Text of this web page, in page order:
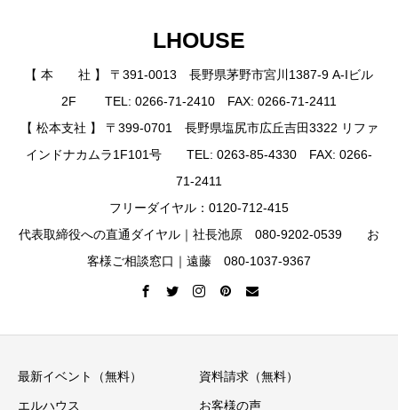
LHOUSE
【 本 社 】 〒391-0013 長野県茅野市宮川1387-9 A-Iビル
2F TEL: 0266-71-2410 FAX: 0266-71-2411
【 松本支社 】 〒399-0701 長野県塩尻市広丘吉田3322 リファ
インドナカムラ1F101号 TEL: 0263-85-4330 FAX: 0266-
71-2411
フリーダイヤル：0120-712-415
代表取締役への直通ダイヤル｜社長池原 080-9202-0539 お
客様ご相談窓口｜遠藤 080-1037-9367
最新イベント（無料） 資料請求（無料）
エルハウス お客様の声